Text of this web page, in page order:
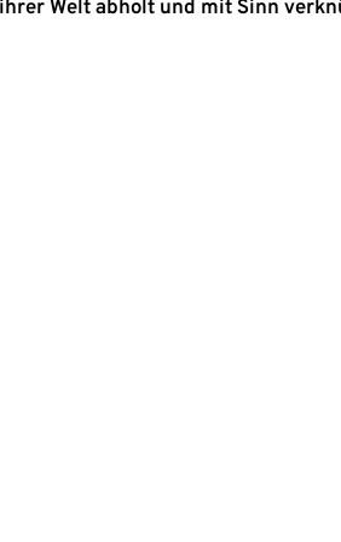
Welt abholt und mit Sinn